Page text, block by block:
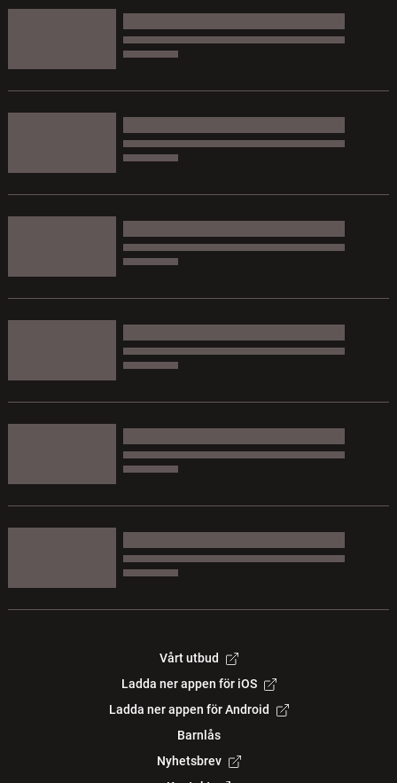
Vårt utbud
Ladda ner appen för iOS
Ladda ner appen för Android
Barnlås
Nyhetsbrev